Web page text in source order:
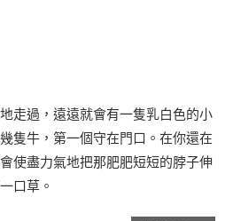
走過，遠遠就會有一隻乳白色的小
隻牛，第一個守在門口。在你還在
使盡力氣地把那肥肥短短的脖子伸
口草。